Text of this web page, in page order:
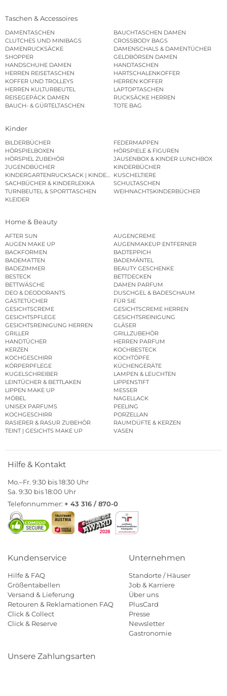
Taschen & Accessoires
DAMENTASCHEN
BAUCHTASCHEN DAMEN
CLUTCHES UND MINIBAGS
CROSSBODY BAGS
DAMENRUCKSÄCKE
DAMENSCHALS & DAMENTÜCHER
SHOPPER
GELDBÖRSEN DAMEN
HANDSCHUHE DAMEN
HANDTASCHEN
HERREN REISETASCHEN
HARTSCHALENKOFFER
KOFFER UND TROLLEYS
HERREN KOFFER
HERREN KULTURBEUTEL
LAPTOPTASCHEN
REISEGEPÄCK DAMEN
RUCKSÄCKE HERREN
BAUCH- & GÜRTELTASCHEN
TOTE BAG
Kinder
BILDERBÜCHER
FEDERMAPPEN
HÖRSPIELBOXEN
HÖRSPIELE & FIGUREN
HÖRSPIEL ZUBEHÖR
JAUSENBOX & KINDER LUNCHBOX
JUGENDBÜCHER
KINDERBÜCHER
KINDERGARTENRUCKSACK | KINDERGARTENBEUTEL
KUSCHELTIERE
SACHBÜCHER & KINDERLEXIKA
SCHULTASCHEN
TURNBEUTEL & SPORTTASCHEN
WEIHNACHTSKINDERBÜCHER
KLEIDER
Home & Beauty
AFTER SUN
AUGENCREME
AUGEN MAKE UP
AUGENMAKEUP ENTFERNER
BACKFORMEN
BADTEPPICH
BADEMATTEN
BADEMÄNTEL
BADEZIMMER
BEAUTY GESCHENKE
BESTECK
BETTDECKEN
BETTWÄSCHE
DAMEN PARFUM
DEO & DEODORANTS
DUSCHGEL & BADESCHAUM
GÄSTETÜCHER
FÜR SIE
GESICHTSCREME
GESICHTSCREME HERREN
GESICHTSPFLEGE
GESICHTSREINIGUNG
GESICHTSREINIGUNG HERREN
GLÄSER
GRILLER
GRILLZUBEHÖR
HANDTÜCHER
HERREN PARFUM
KERZEN
KOCHBESTECK
KOCHGESCHIRR
KOCHTÖPFE
KÖRPERPFLEGE
KÜCHENGERÄTE
KUGELSCHREIBER
LAMPEN & LEUCHTEN
LEINTÜCHER & BETTLAKEN
LIPPENSTIFT
LIPPEN MAKE UP
MESSER
MÖBEL
NAGELLACK
UNISEX PARFUMS
PEELING
KOCHGESCHIRR
PORZELLAN
RASIERER & RASUR ZUBEHÖR
RAUMDÜFTE & KERZEN
TEINT | GESICHTS MAKE UP
VASEN
Hilfe & Kontakt
Mo.–Fr. 9:30 bis 18:30 Uhr
Sa. 9:30 bis 18:00 Uhr
Telefonnummer: + 43 316 / 870-0
Kundenservice
Hilfe & FAQ
Größentabellen
Versand & Lieferung
Retouren & Reklamationen FAQ
Click & Collect
Click & Reserve
Unternehmen
Standorte / Häuser
Job & Karriere
Über uns
PlusCard
Presse
Newsletter
Gastronomie
Unsere Zahlungsarten